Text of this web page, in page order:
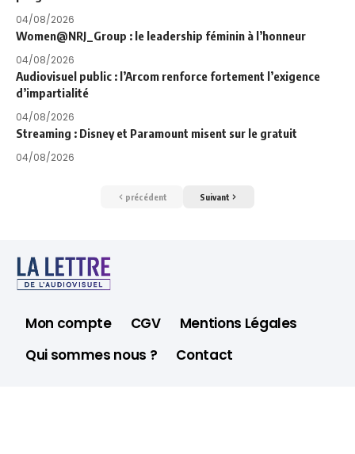
04/08/2026
Women@NRJ_Group : le leadership féminin à l’honneur
04/08/2026
Audiovisuel public : l’Arcom renforce fortement l’exigence
d’impartialité
04/08/2026
Streaming : Disney et Paramount misent sur le gratuit
04/08/2026
précédent Suivant
Mon compte CGV
Mentions Légales
Qui sommes nous ?
Contact